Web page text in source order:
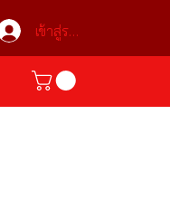
เข้าสู่ระบบ